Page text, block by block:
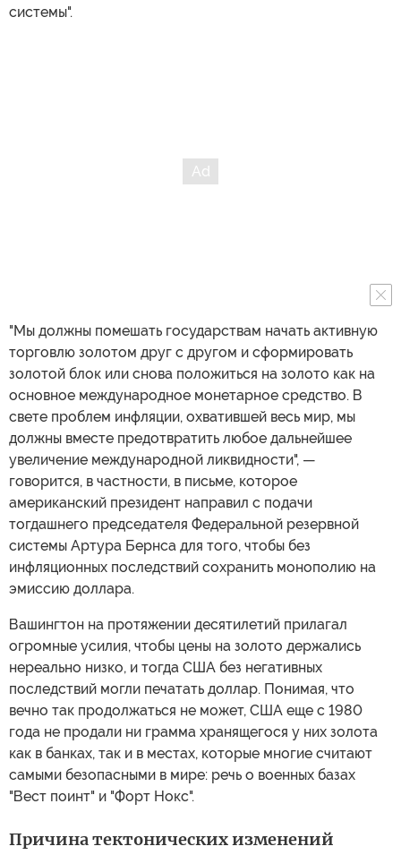
системы".
"Мы должны помешать государствам начать активную
торговлю золотом друг с другом и сформировать
золотой блок или снова положиться на золото как на
основное международное монетарное средство. В
свете проблем инфляции, охватившей весь мир, мы
должны вместе предотвратить любое дальнейшее
увеличение международной ликвидности", —
говорится, в частности, в письме, которое
американский президент направил с подачи
тогдашнего председателя Федеральной резервной
системы Артура Бернса для того, чтобы без
инфляционных последствий сохранить монополию на
эмиссию доллара.
Вашингтон на протяжении десятилетий прилагал
огромные усилия, чтобы цены на золото держались
нереально низко, и тогда США без негативных
последствий могли печатать доллар. Понимая, что
вечно так продолжаться не может, США еще с 1980
года не продали ни грамма хранящегося у них золота
как в банках, так и в местах, которые многие считают
самыми безопасными в мире: речь о военных базах
"Вест поинт" и "Форт Нокс".
Причина тектонических изменений